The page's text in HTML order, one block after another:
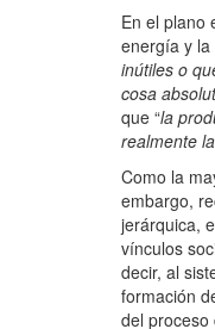
En el plano
energía y la
inútiles o
cosa
que “la
realmente
Como la
embargo,
jerárquica,
vínculos
decir, al
formación
del proceso